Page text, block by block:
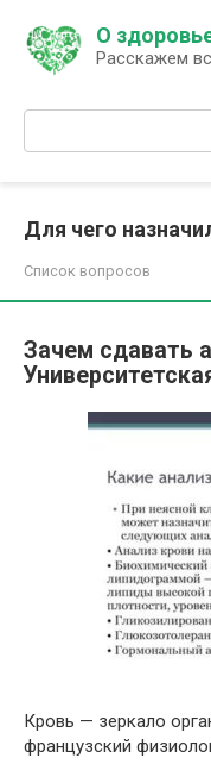
контенту
О
Расскажем
Поиск:
Для чего
Список вопросов
Зачем сдавать
Кровь — зеркало
французский